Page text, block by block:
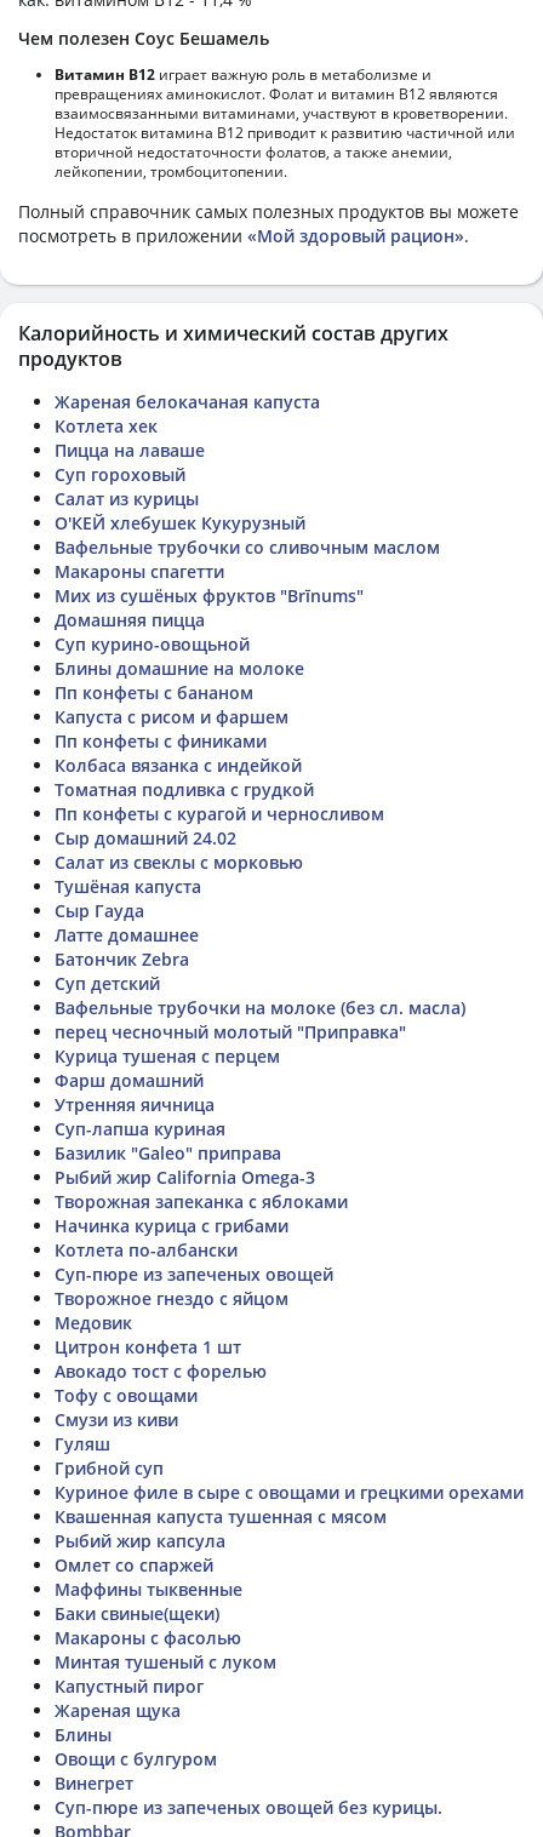
Чем полезен Соус Бешамель
Витамин В12 играет важную роль в метаболизме и
превращениях аминокислот. Фолат и витамин В12 являются
взаимосвязанными витаминами, участвуют в кроветворении.
Недостаток витамина В12 приводит к развитию частичной или
вторичной недостаточности фолатов, а также анемии,
лейкопении, тромбоцитопении.
Полный справочник самых полезных продуктов вы можете
посмотреть в приложении «Мой здоровый рацион».
Калорийность и химический состав других
продуктов
Жареная белокачаная капуста
Котлета хек
Пицца на лаваше
Суп гороховый
Салат из курицы
О'КЕЙ хлебушек Кукурузный
Вафельные трубочки со сливочным маслом
Макароны спагетти
Мих из сушёных фруктов "Brīnums"
Домашняя пицца
Суп курино-овощьной
Блины домашние на молоке
Пп конфеты с бананом
Капуста с рисом и фаршем
Пп конфеты с финиками
Колбаса вязанка с индейкой
Томатная подливка с грудкой
Пп конфеты с курагой и черносливом
Сыр домашний 24.02
Салат из свеклы с морковью
Тушёная капуста
Сыр Гауда
Латте домашнее
Батончик Zebra
Суп детский
Вафельные трубочки на молоке (без сл. масла)
перец чесночный молотый "Приправка"
Курица тушеная с перцем
Фарш домашний
Утренняя яичница
Суп-лапша куриная
Базилик "Galeo" приправа
Рыбий жир California Omega-3
Творожная запеканка с яблоками
Начинка курица с грибами
Котлета по-албански
Суп-пюре из запеченых овощей
Творожное гнездо с яйцом
Медовик
Цитрон конфета 1 шт
Авокадо тост с форелью
Тофу с овощами
Смузи из киви
Гуляш
Грибной суп
Куриное филе в сыре с овощами и грецкими орехами
Квашенная капуста тушенная с мясом
Рыбий жир капсула
Омлет со спаржей
Маффины тыквенные
Баки свиные(щеки)
Макароны с фасолью
Минтая тушеный с луком
Капустный пирог
Жареная щука
Блины
Овощи с булгуром
Винегрет
Суп-пюре из запеченых овощей без курицы.
Bombbar